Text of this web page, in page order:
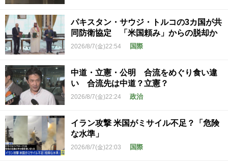
パキスタン・サウジ・トルコの3カ国が共
同防衛協定 「米国頼み」からの脱却か
2026/8/7(金)22:54 国際
中道・立憲・公明 合流をめぐり食い違
い 合流先は中道？立憲？
2026/8/7(金)22:24 政治
イラン攻撃 米国がミサイル不足？「危険
な水準」
2026/8/7(金)22:03 国際